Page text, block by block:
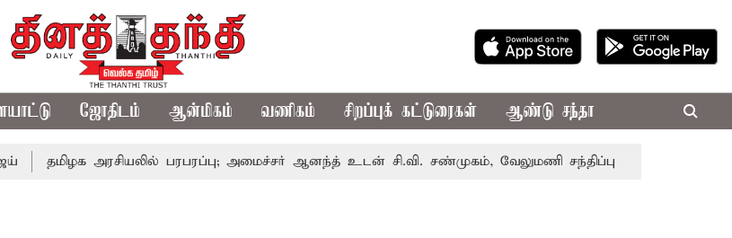
ஜோதிடம் ஆன்மிகம் வணிகம் சிறப்புக் கட்டுரைகள் ஆண்டு சந்தா
தமிழக அரசியலில் பரபரப்பு; அமைச்சர் ஆனந்த் உடன் சி.வி. சண்முகம், வேலுமணி சந்திப்பு